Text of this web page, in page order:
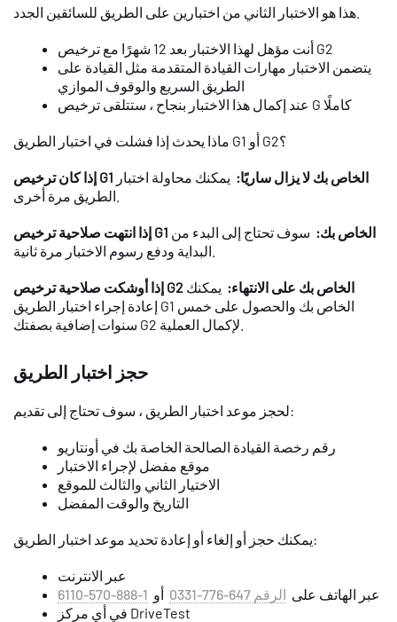
أنت مؤهل لهذا الاختبار بعد 12 شهرًا مع ترخيص G2
يتضمن الاختبار مهارات القيادة المتقدمة مثل القيادة على
الطريق السريع والوقوف الموازي
عند إكمال هذا الاختبار بنجاح ، ستتلقى ترخيص G كاملًا
ماذا يحدث إذا فشلت في اختبار الطريق G1 أو G2؟
إذا كان ترخيص G1 الخاص بك لا يزال ساريًا: يمكنك محاولة اختبار
إذا انتهت صلاحية ترخيص G1 الخاص بك: سوف تحتاج إلى البدء من
إذا أوشكت صلاحية ترخيص G2 الخاص بك على الانتهاء: يمكنك
إعادة إجراء اختبار الطريق G1 الخاص بك والحصول على خمس
حجز اختبار الطريق
لحجز موعد اختبار الطريق ، سوف تحتاج إلى تقديم:
رقم رخصة القيادة الصالحة الخاصة بك في أونتاريو
موقع مفضل لإجراء الاختبار
الاختيار الثاني والثالث للموقع
التاريخ والوقت المفضل
يمكنك حجز أو إلغاء أو إعادة تحديد موعد اختبار الطريق:
عبر الانترنت
عبر الهاتف على الرقم 647-776-0331 أو 1-888-570-6110
في أي مركز DriveTest